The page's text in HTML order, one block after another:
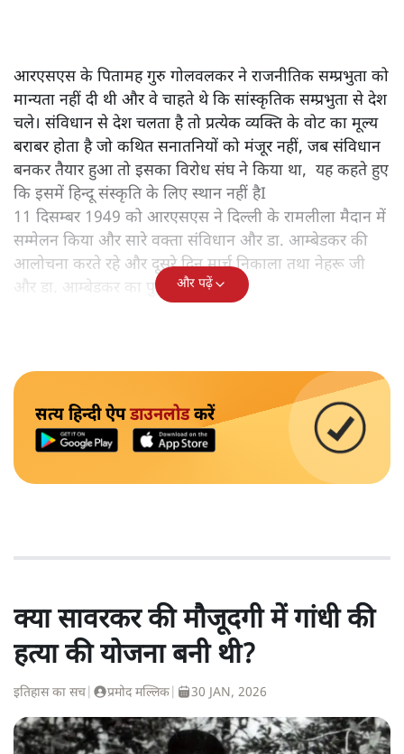
आरएसएस के पितामह गुरु गोलवलकर ने राजनीतिक सम्प्रभुता को
मान्यता नहीं दी थी और वे चाहते थे कि सांस्कृतिक सम्प्रभुता से देश
चले। संविधान से देश चलता है तो प्रत्येक व्यक्ति के वोट का मूल्य
बराबर होता है जो कथित सनातनियों को मंजूर नहीं, जब संविधान
बनकर तैयार हुआ तो इसका विरोध संघ ने किया था, यह कहते हुए
कि इसमें हिन्दू संस्कृति के लिए स्थान नहीं हैI
11 दिसम्बर 1949 को आरएसएस ने दिल्ली के रामलीला मैदान में
सम्मेलन किया और सारे वक्ता संविधान और डा. आम्बेडकर की
आलोचना करते रहे और दूसरे दिन मार्च निकाला तथा नेहरू जी
और डा. आम्बेडकर का पुतला जलाया।
और पढ़ें
सत्य हिन्दी ऐपडाउनलोडकरें
क्या सावरकर की मौजूदगी में गांधी की
हत्या की योजना बनी थी?
इतिहास का सच प्रमोद मल्लिक 30 JAN, 2026